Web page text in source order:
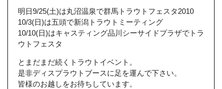
明日9/25(土)は丸沼温泉で群馬トラウトフェスタ2010
10/3(日)は五頭で新潟トラウトミーティング
10/10(日)はキャスティング品川シーサイドプラザでトラ
ウトフェスタ
とまだまだ続くトラウトイベント。
是非ディスプラウトブースに足を運んで下さい。
皆様のお越しをお待ちしています。